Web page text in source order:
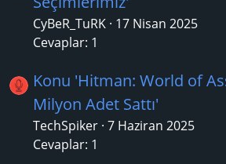
CyBeR_TuRK 17 Nisan 2025
Cevaplar: 1
Konu 'Hitman: World of
Milyon Adet Sattı'
TechSpiker 7 Haziran 2025
Cevaplar: 1